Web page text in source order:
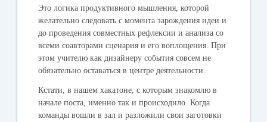
Это логика продуктивного мышления, которой
желательно следовать с момента зарождения идеи и
до проведения совместных рефлексии и анализа со
всеми соавторами сценария и его воплощения. При
этом учителю как дизайнеру события совсем не
обязательно оставаться в центре деятельности.
Кстати, в нашем хакатоне, с которым знакомлю в
начале поста, именно так и происходило. Когда
команды вошли в зал и разложили свои заготовки